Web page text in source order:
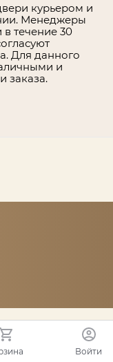
курьером и
Менеджеры
течение 30
Для данного
и
заказа.
Войти